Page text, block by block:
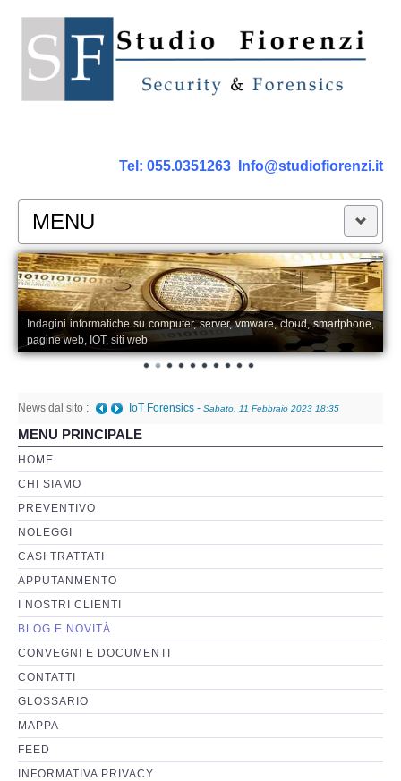
Tel: 055.0351263 Info@studiofiorenzi.it
MENU
PERIZIE
Perizia Computer
Perizia Smartphone Tablet,Cell.
Perizia Rete dati
Perizia Basi di Dati
Perizia Immagini e Video
Perzia su Software/Programmi
Perizia Fonica e Trascrizioni
Perizia su Social Network
Perizia Web Reputation
Perizia Host e Mainframe
Perizia Contratti ICT
Indagini informatiche su computer, server, vmware, cloud, smartphone,
pagine web, IOT, siti web
News dal sito : Telefono danneggiato posso recuperare i dati anche
a fini giudiziari?
MENU PRINCIPALE
HOME
CHI SIAMO
PREVENTIVO
NOLEGGI
CASI TRATTATI
APPUTANMENTO
I NOSTRI CLIENTI
BLOG E NOVITÀ
CONVEGNI E DOCUMENTI
CONTATTI
GLOSSARIO
MAPPA
FEED
INFORMATIVA PRIVACY